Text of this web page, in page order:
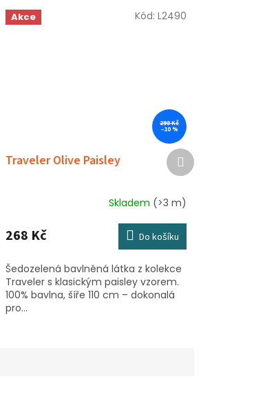
Akce
298 Kč
–10 %
Traveler Olive Paisley
Skladem (>3 m)
268 Kč Do košíku
Šedozelená bavlněná látka z kolekce
Traveler s klasickým paisley vzorem.
100% bavlna, šíře 110 cm – dokonalá
pro...
Kód: L2490
Další
produkt